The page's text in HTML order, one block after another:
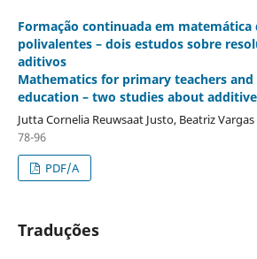
Formação continuada em matemática
polivalentes – dois estudos sobre
aditivos
Mathematics for primary teachers
education – two studies about
Jutta Cornelia Reuwsaat Justo, Beatriz
78-96
PDF/A
Traduções